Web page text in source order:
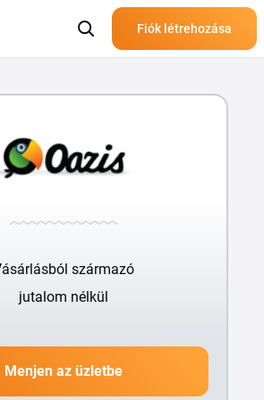
Fiók létrehozása
származó
jutalom nélkül
Menjen az üzletbe